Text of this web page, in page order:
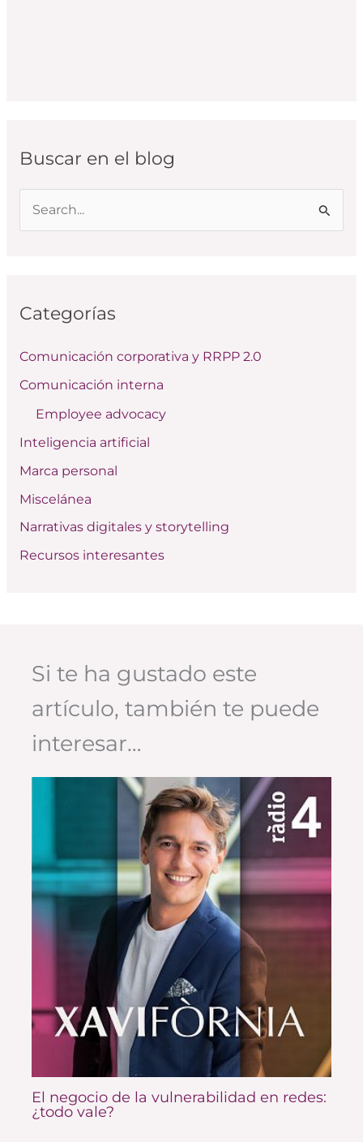
Buscar en el blog
a
p
o
:
Categorías
Comunicación corporativa y RRPP 2.0
Comunicación interna
Employee advocacy
Inteligencia artificial
Marca personal
Miscelánea
Narrativas digitales y storytelling
Recursos interesantes
Si te ha gustado este
artículo, también te puede
interesar…
El negocio de la vulnerabilidad en redes:
¿todo vale?